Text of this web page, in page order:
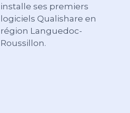
installe ses premiers
logiciels Qualishare en
région Languedoc-
Roussillon.